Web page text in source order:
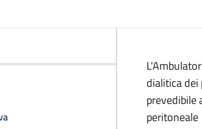
della pagina Predialisi
della pagina Predialisi
dialitica
prevedibile
peritoneale